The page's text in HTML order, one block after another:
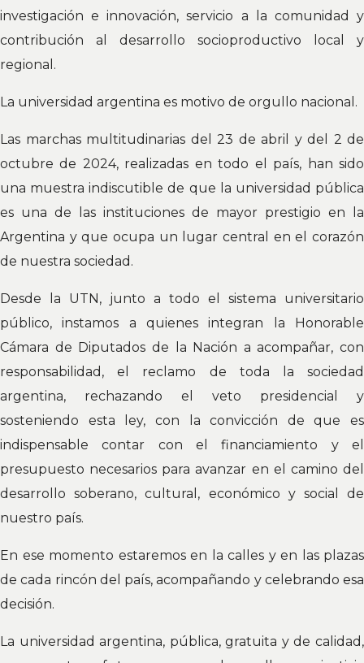
investigación e innovación, servicio a la comunidad y
contribución al desarrollo socioproductivo local y
regional.
La universidad argentina es motivo de orgullo nacional.
Las marchas multitudinarias del 23 de abril y del 2 de
octubre de 2024, realizadas en todo el país, han sido
una muestra indiscutible de que la universidad pública
es una de las instituciones de mayor prestigio en la
Argentina y que ocupa un lugar central en el corazón
de nuestra sociedad.
Desde la UTN, junto a todo el sistema universitario
público, instamos a quienes integran la Honorable
Cámara de Diputados de la Nación a acompañar, con
responsabilidad, el reclamo de toda la sociedad
argentina, rechazando el veto presidencial y
sosteniendo esta ley, con la convicción de que es
indispensable contar con el financiamiento y el
presupuesto necesarios para avanzar en el camino del
desarrollo soberano, cultural, económico y social de
nuestro país.
En ese momento estaremos en la calles y en las plazas
de cada rincón del país, acompañando y celebrando esa
decisión.
La universidad argentina, pública, gratuita y de calidad,